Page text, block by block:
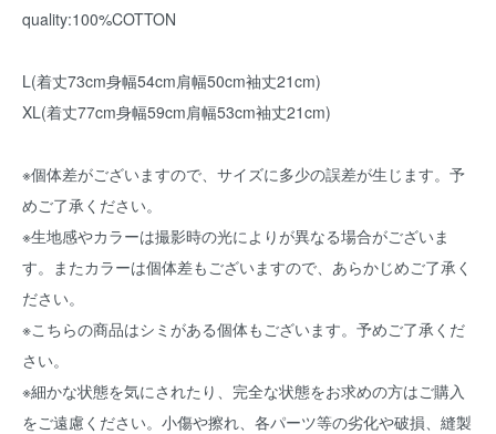
quality:100%COTTON
L(着丈73cm身幅54cm肩幅50cm袖丈21cm)
XL(着丈77cm身幅59cm肩幅53cm袖丈21cm)
※個体差がございますので、サイズに多少の誤差が生じます。予
めご了承ください。
※生地感やカラーは撮影時の光によりが異なる場合がございま
す。またカラーは個体差もございますので、あらかじめご了承く
ださい。
※こちらの商品はシミがある個体もございます。予めご了承くだ
さい。
※細かな状態を気にされたり、完全な状態をお求めの方はご購入
をご遠慮ください。小傷や擦れ、各パーツ等の劣化や破損、縫製